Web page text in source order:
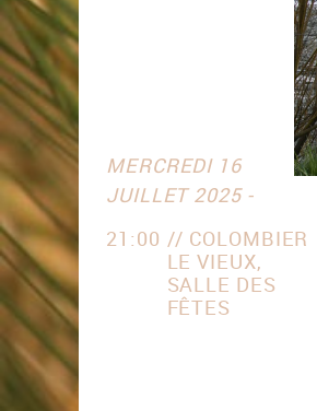
MERCREDI 16
JUILLET 2025 -
21:00 // COLOMBIER
LE VIEUX,
SALLE DES
FÊTES